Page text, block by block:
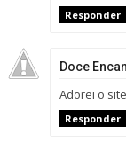
Responder
Doce
Adorei o
Responder